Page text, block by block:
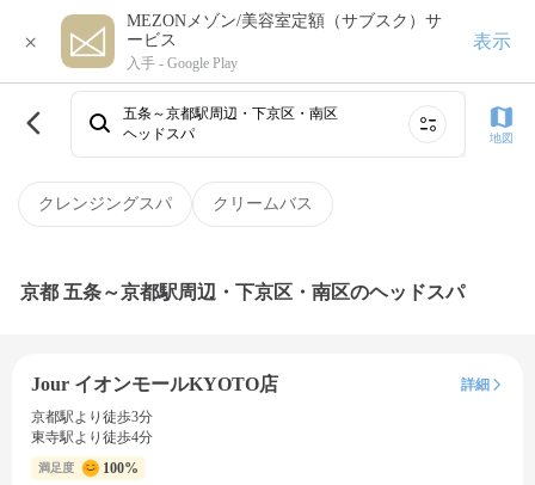
×
MEZONメゾン/美容室定額（サブスク）サ
ービス
入手 - Google Play
表示
クレンジングスパ クリームバス
五条～京都駅周辺・下京区・南区
ヘッドスパ
地図
京都 五条～京都駅周辺・下京区・南区のヘッドスパ
Jour イオンモールKYOTO店
詳細
京都駅より徒歩3分
東寺駅より徒歩4分
満足度 100%